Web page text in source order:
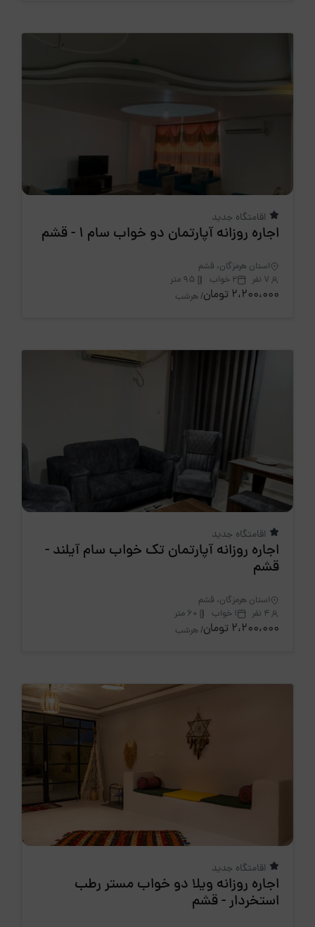
اقامتگاه جدید
اجاره روزانه آپارتمان دو خواب سام 1 - قشم
استان هرمزگان، قشم
7 نفر
2 خواب 95 متر
2،200،000 تومان / هرشب
اقامتگاه جدید
اجاره روزانه آپارتمان تک خواب سام آیلند -
قشم
استان هرمزگان، قشم
4 نفر
1 خواب 60 متر
2،200،000 تومان / هرشب
اقامتگاه جدید
اجاره روزانه ویلا دو خواب مستر رطب
استخردار - قشم